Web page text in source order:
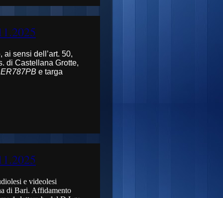
ai sensi dell’art. 50,
di Castellana Grotte,
ER787PB e targa
e videolesi
di Bari. Affidamento